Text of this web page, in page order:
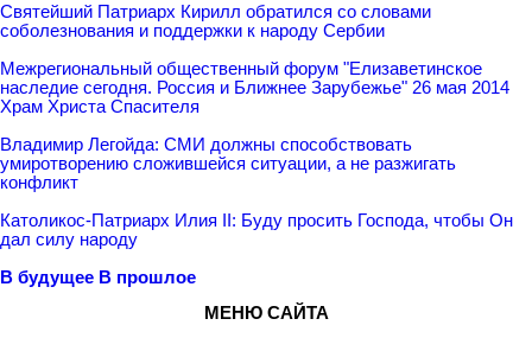
Святейший Патриарх Кирилл обратился со словами
соболезнования и поддержки к народу Сербии
Межрегиональный общественный форум "Елизаветинское
наследие сегодня. Россия и Ближнее Зарубежье" 26 мая 2014
Храм Христа Спасителя
Владимир Легойда: СМИ должны способствовать
умиротворению сложившейся ситуации, а не разжигать
конфликт
Катoликос-Патриарх Илия II: Буду просить Господа, чтобы Он
дал силу народу
В будущее В прошлое
МЕНЮ САЙТА